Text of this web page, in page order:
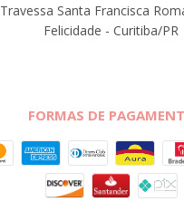
Travessa Santa Francisca
Felicidade - Curitiba/PR
FORMAS DE